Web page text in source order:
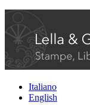
Italiano
English